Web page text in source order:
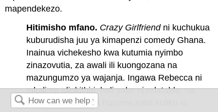
mapendekezo.
Hitimisho mfano. Crazy Girlfriendni kuchukua
kuburudisha juu ya kimapenzi comedy Ghana.
Inainua vichekesho kwa kutumia nyimbo
zinazovutia, za awali ili kuongozana na
mazungumzo ya wajanja. Ingawa Rebecca ni
mkali na uliokithiri, hali yake ni relatable, na
yeye anakutana na huruma zaidi kuliko si,